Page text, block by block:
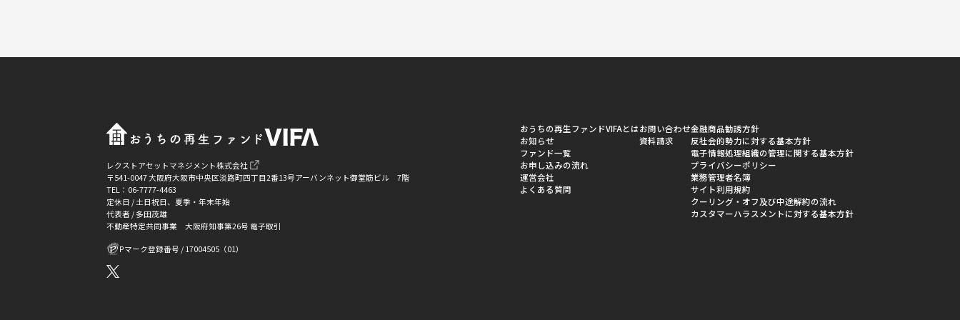
レクストアセットマネジメント株式会社
〒541-0047 大阪府大阪市中央区淡路町四丁目2番13号アーバンネット御堂筋ビル 7階
TEL：06-7777-4463
定休日 / 土日祝日、夏季・年末年始
代表者 / 多田茂雄
不動産特定共同事業 大阪府知事第26号 電子取引
Pマーク登録番号 / 17004505（01）
おうちの再生ファンドVIFAとは
お知らせ
ファンド一覧
お申し込みの流れ
運営会社
よくある質問
お問い合わせ
資料請求
金融商品勧誘方針
反社会的勢力に対する基本方針
電子情報処理組織の管理に関する基本方針
プライバシーポリシー
業務管理者名簿
サイト利用規約
クーリング・オフ及び中途解約の流れ
カスタマーハラスメントに対する基本方針